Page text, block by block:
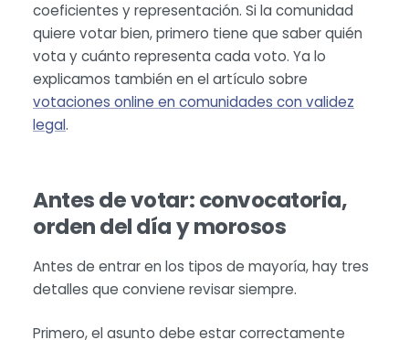
coeficientes y representación. Si la comunidad
quiere votar bien, primero tiene que saber quién
vota y cuánto representa cada voto. Ya lo
explicamos también en el artículo sobre
votaciones online en comunidades con validez
legal.
Antes de votar: convocatoria,
orden del día y morosos
Antes de entrar en los tipos de mayoría, hay tres
detalles que conviene revisar siempre.
Primero, el asunto debe estar correctamente